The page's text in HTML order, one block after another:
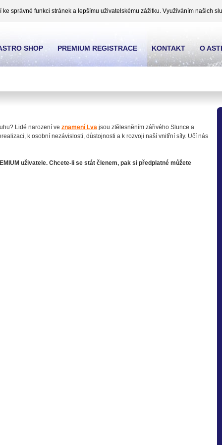
správné funkci stránek a lepšímu uživatelskému zážitku. Využíváním našich
Lidé narození ve znamení Lva jsou ztělesněním zářivého Slunce a
k osobní nezávislosti, důstojnosti a k rozvoji naší vnitřní síly. Učí nás
uživatele. Chcete-li se stát členem, pak si předplatné můžete
SHOP PREMIUM REGISTRACE KONTAKT O